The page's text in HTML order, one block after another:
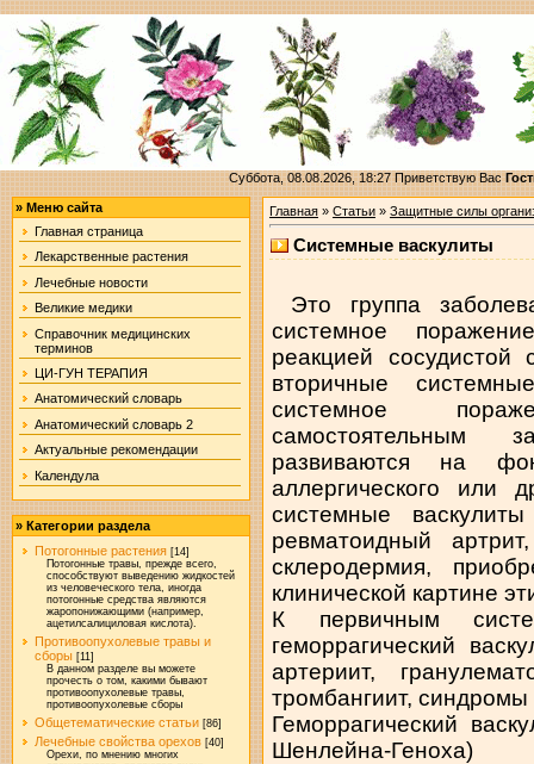
Суббота, 08.08.2026, 18:27Приветствую Вас
» Меню сайта
Главная страница
Лекарственные растения
Лечебные новости
Великие медики
Справочник медицинских
терминов
ЦИ-ГУН ТЕРАПИЯ
Анатомический словарь
Анатомический словарь 2
Актуальные рекомендации
Календула
» Категории раздела
Потогонные растения [14]
Потогонные травы, прежде всего,
способствуют выведению жидкостей
из человеческого тела, иногда
потогонные средства являются
жаропонижающими (например,
ацетилсалициловая кислота).
Противоопухолевые травы и
сборы [11]
В данном разделе вы можете
прочесть о том, какими бывают
противоопухолевые травы,
противоопухолевые сборы
Общетематические статьи [86]
Лечебные свойства орехов [40]
Орехи, по мнению многих
Главная» Статьи» Защитные силы
Системные васкулиты
Это группа
системное
реакцией сосудистой
вторичные
системное
самостоятельным
развиваются на
аллергического или
системные
ревматоидный
склеродермия,
клинической картине
К первичным
геморрагический
артериит,
тромбангиит,
Геморрагический
Шенлейна-Геноха)